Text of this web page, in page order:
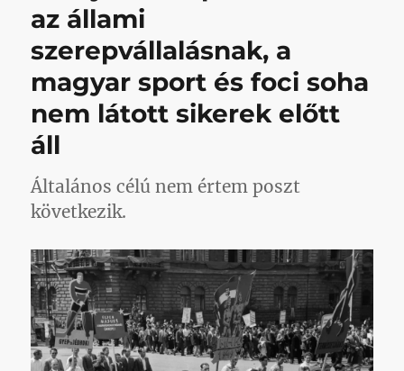
az állami
szerepvállalásnak, a
magyar sport és foci soha
nem látott sikerek előtt
áll
Általános célú nem értem poszt
következik.